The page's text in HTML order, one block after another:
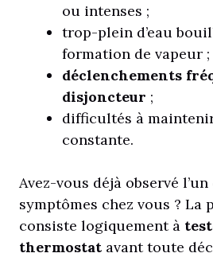
ou intenses ;
trop-plein d’eau
formation de vapeur ;
déclenchements
disjoncteur ;
difficultés à
constante.
Avez-vous déjà observé l’un
symptômes chez vous ? La
consiste logiquement à
thermostat avant toute